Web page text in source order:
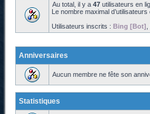
Au total, il y a 47 utilisateurs en
Le nombre maximal
Utilisateurs inscrits : Bing [Bot]
Anniversaires
Aucun membre ne fête son
Statistiques